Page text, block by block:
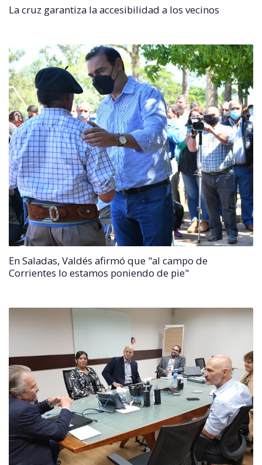
La cruz garantiza la accesibilidad a los vecinos
En Saladas, Valdés afirmó que "al campo de
Corrientes lo estamos poniendo de pie"